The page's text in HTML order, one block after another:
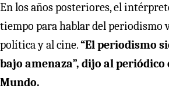
En los años posteriores, el
tiempo para hablar del periodismo
política y al cine.“El periodismo
bajo amenaza”, dijo al periódico
Mundo.